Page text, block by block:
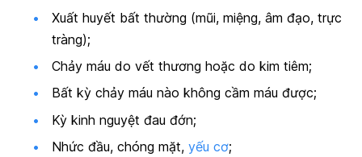
Xuất huyết bất thường (mũi, miệng, âm đạo, trực
tràng);
Chảy máu do vết thương hoặc do kim tiêm;
Bất kỳ chảy máu nào không cầm máu được;
Kỳ kinh nguyệt đau đớn;
Nhức đầu, chóng mặt, yếu cơ;